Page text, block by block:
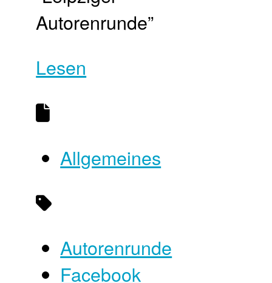
Autorenrunde”
Lesen
Allgemeines
Autorenrunde
Facebook